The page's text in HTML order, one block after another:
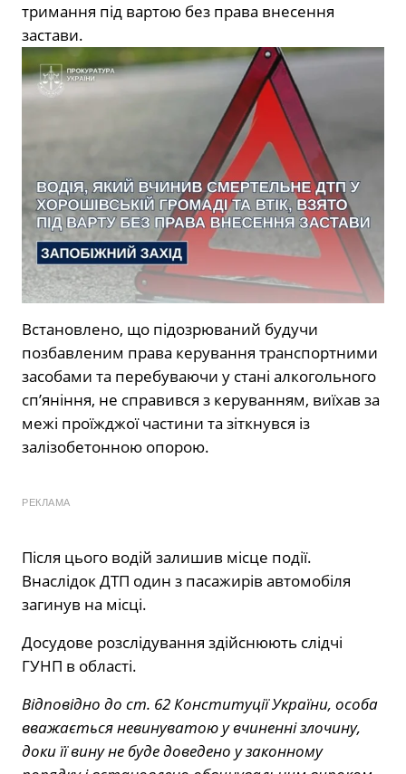
тримання під вартою без права внесення
застави.
Встановлено, що підозрюваний будучи
позбавленим права керування транспортними
засобами та перебуваючи у стані алкогольного
сп’яніння, не справився з керуванням, виїхав за
межі проїжджої частини та зіткнувся із
залізобетонною опорою.
РЕКЛАМА
Після цього водій залишив місце події.
Внаслідок ДТП один з пасажирів автомобіля
загинув на місці.
Досудове розслідування здійснюють слідчі
ГУНП в області.
Відповідно до ст. 62 Конституції України, особа
вважається невинуватою у вчиненні злочину,
доки її вину не буде доведено у законному